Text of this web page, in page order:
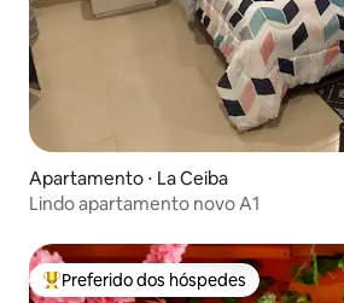
Apartamento ⋅ La Ceiba
Lindo apartamento novo A1
Entre os melhores preferidos dos
Preferido dos hóspedes